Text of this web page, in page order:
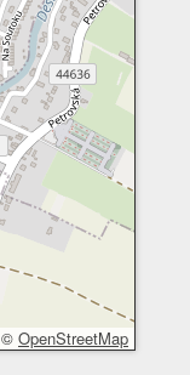
© OpenStreetMap